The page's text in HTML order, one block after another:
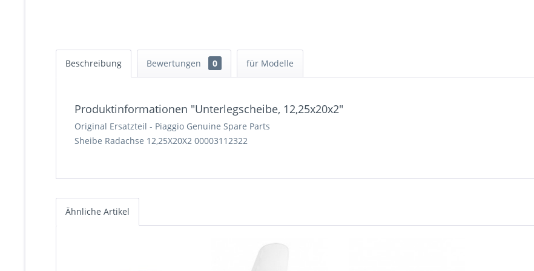
Beschreibung Bewertungen 0 für Modelle
Produktinformationen "Unterlegscheibe, 12,25x20x2"
Original Ersatzteil - Piaggio Genuine Spare Parts
Sheibe Radachse 12,25X20X2 00003112322
Ähnliche Artikel